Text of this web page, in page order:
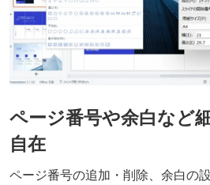
ページ番号や余白など
自在
ページ番号の追加・削除、余白の